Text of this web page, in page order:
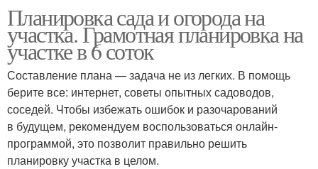
Планировка сада и огорода на
участка. Грамотная планировка на
участке в 6 соток
Составление плана — задача не из легких. В помощь
берите все: интернет, советы опытных садоводов,
соседей. Чтобы избежать ошибок и разочарований
в будущем, рекомендуем воспользоваться онлайн-
программой, это позволит правильно решить
планировку участка в целом.